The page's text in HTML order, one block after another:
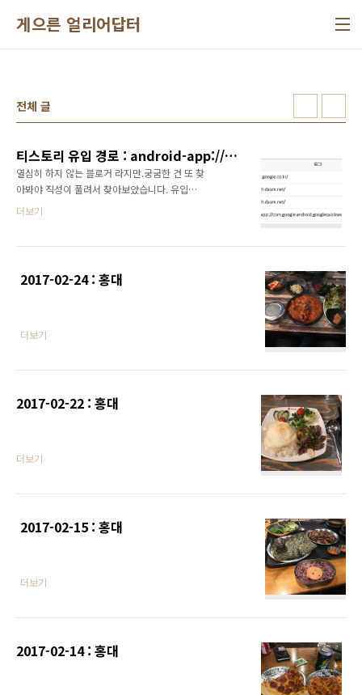
게으른 얼리어답터
전체 글
티스토리 유입 경로 : android-app://com.google.android.googlequicksearchbox
열심히 하지 않는 블로거 라지만.궁굼한 건 또 찾
아봐야 직성이 풀려서 찾아보았습니다. 유입로
그 이미지 해당 내용android-
id=com.google.android.googlequicksearchbox
더보기
2017-02-24 : 홍대
더보기
2017-02-22 : 홍대
더보기
2017-02-15 : 홍대
더보기
2017-02-14 : 홍대